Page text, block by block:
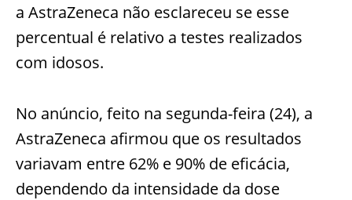
a AstraZeneca não esclareceu se esse
percentual é relativo a testes realizados
com idosos.
No anúncio, feito na segunda-feira (24), a
AstraZeneca afirmou que os resultados
variavam entre 62% e 90% de eficácia,
dependendo da intensidade da dose